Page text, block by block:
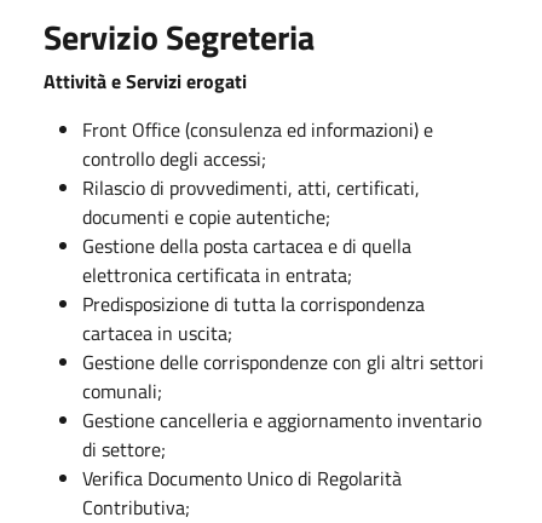
ServizioSegreteria
Attività e Servizi erogati
Front Office (consulenza ed informazioni) e
controllo degli accessi;
Rilascio di provvedimenti, atti, certificati,
documenti e copie autentiche;
Gestione della posta cartacea e di quella
elettronica certificata in entrata;
Predisposizione di tutta la corrispondenza
cartacea in uscita;
Gestione delle corrispondenze con gli altri settori
comunali;
Gestione cancelleria e aggiornamento inventario
di settore;
Verifica Documento Unico di Regolarità
Contributiva;